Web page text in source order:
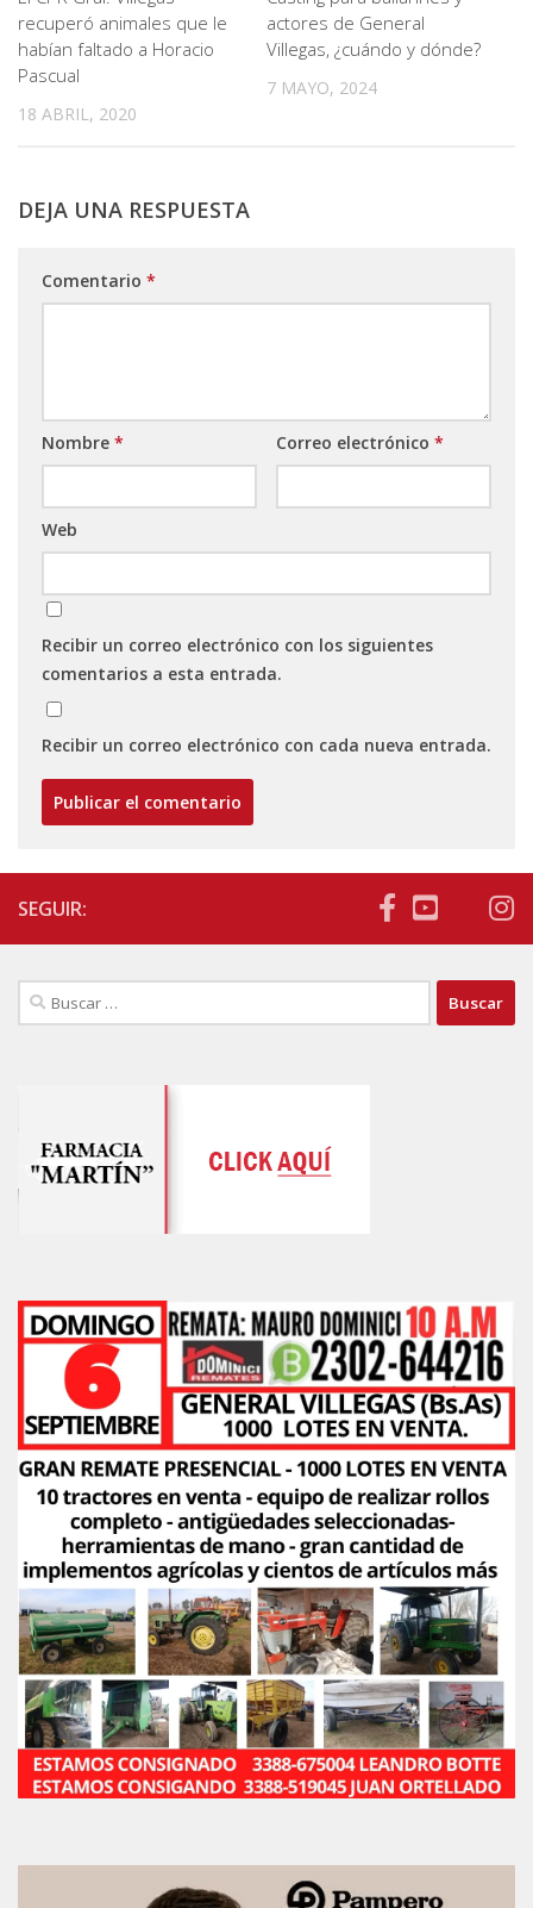
recuperó animales que le
habían faltado a Horacio
Pascual
18 ABRIL, 2020
actores de General
Villegas, ¿cuándo y dónde?
7 MAYO, 2024
DEJA UNA RESPUESTA
Comentario *
Nombre * Correo electrónico *
Web
Recibir un correo electrónico con los siguientes
comentarios a esta entrada.
Recibir un correo electrónico con cada nueva entrada.
SEGUIR:
Buscar: